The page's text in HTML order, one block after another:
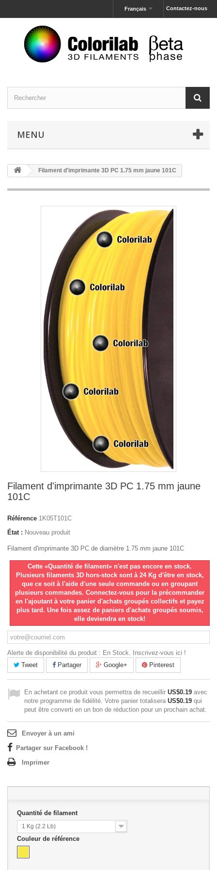
Contactez-nous
Français
MENU
Filament d'imprimante 3D PC 1.75 mm jaune 101C
Filament d'imprimante 3D PC 1.75 mm jaune
101C
Référence 1K05T101C
État : Nouveau produit
Filament d'imprimante 3D PC de diamètre 1.75 mm jaune 101C
Cette «Quantité de filament» n'est pas encore en stock.
Plusieurs filaments 3D hors-stock sont à 24 Kg d'être en stock,
que ce soit à l'aide d'une seule commande ou en groupant
plusieurs commandes. Connectez-vous pour la précommander
en l'ajoutant à votre panier d'achats groupés collectifs et payez
plus tard. Une fois assez de paniers d'achats groupés soumis,
elle deviendra en stock!
Alerte de disponibilité du produit : En Stock. Inscrivez-vous ici !
Tweet
Partager Google+ Pinterest
En achetant ce produit vous permettra de recueillir US$0.19 avec
notre programme de fidélité. Votre panier totalisera US$0.19 qui
peut être converti en un bon de réduction pour un prochain achat.
Envoyer à un ami
Partager sur Facebook !
Imprimer
Quantité de filament
1 Kg (2.2 Lb)
Couleur de référence